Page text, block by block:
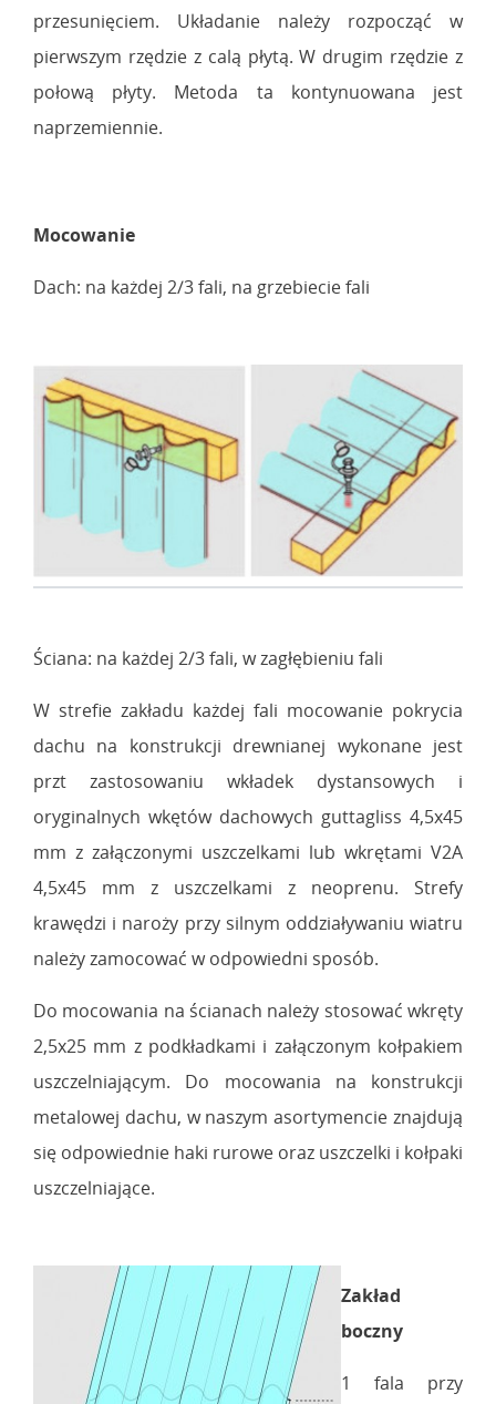
przesunięciem. Układanie należy rozpocząć w
pierwszym rzędzie z calą płytą. W drugim rzędzie z
połową płyty. Metoda ta kontynuowana jest
naprzemiennie.
Mocowanie
Dach: na każdej 2/3 fali, na grzebiecie fali
Ściana: na każdej 2/3 fali, w zagłębieniu fali
W strefie zakładu każdej fali mocowanie pokrycia
dachu na konstrukcji drewnianej wykonane jest
przt zastosowaniu wkładek dystansowych i
oryginalnych wkętów dachowych guttagliss 4,5x45
mm z załączonymi uszczelkami lub wkrętami V2A
4,5x45 mm z uszczelkami z neoprenu. Strefy
krawędzi i naroży przy silnym oddziaływaniu wiatru
należy zamocować w odpowiedni sposób.
Do mocowania na ścianach należy stosować wkręty
2,5x25 mm z podkładkami i załączonym kołpakiem
uszczelniającym. Do mocowania na konstrukcji
metalowej dachu, w naszym asortymencie znajdują
się odpowiednie haki rurowe oraz uszczelki i kołpaki
uszczelniające.
Zakład
boczny
1 fala przy